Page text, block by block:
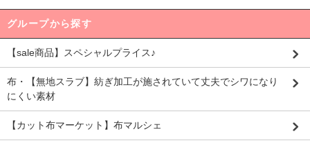
グループから探す
【sale商品】スペシャルプライス♪
布・【無地スラブ】紡ぎ加工が施されていて丈夫でシワになり
にくい素材
【カット布マーケット】布マルシェ